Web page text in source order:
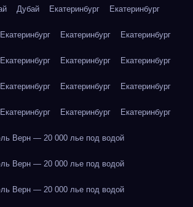
Дубай Екатеринбург Екатеринбург
Екатеринбург Екатеринбург Екатеринбург
Екатеринбург Екатеринбург Екатеринбург
Екатеринбург Екатеринбург Екатеринбург
Екатеринбург Екатеринбург Екатеринбург
Верн — 20 000 лье под водой
Верн — 20 000 лье под водой
Верн — 20 000 лье под водой